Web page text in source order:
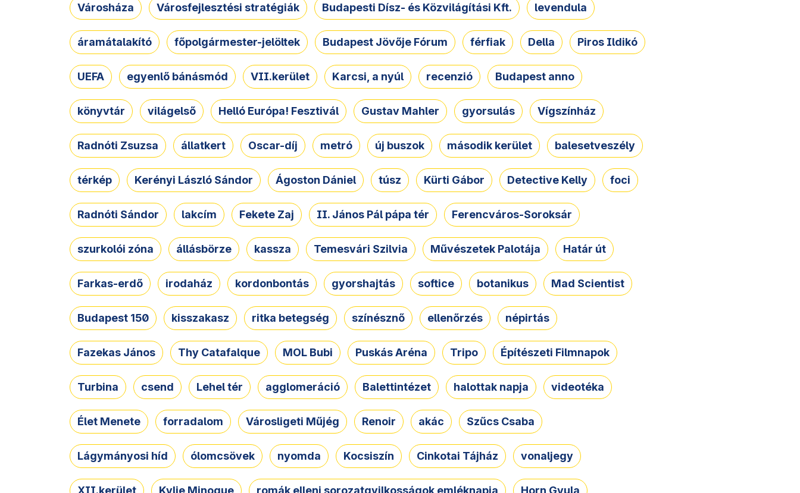
Városháza Városfejlesztési stratégiák Budapesti Dísz- és Közvilágítási Kft. levendula
áramátalakító főpolgármester-jelöltek Budapest Jövője Fórum férfiak Della Piros Ildikó
UEFA egyenlő bánásmód VII.kerület Karcsi, a nyúl recenzió Budapest anno
könyvtár világelső Helló Európa! Fesztivál Gustav Mahler gyorsulás Vígszínház
Radnóti Zsuzsa állatkert Oscar-díj metró új buszok második kerület balesetveszély
térkép Kerényi László Sándor Ágoston Dániel túsz Kürti Gábor Detective Kelly foci
Radnóti Sándor lakcím Fekete Zaj II. János Pál pápa tér Ferencváros-Soroksár
szurkolói zóna állásbörze kassza Temesvári Szilvia Művészetek Palotája Határ út
Farkas-erdő irodaház kordonbontás gyorshajtás softice botanikus Mad Scientist
Budapest 150 kisszakasz ritka betegség színésznő ellenőrzés népirtás
Fazekas János Thy Catafalque MOL Bubi Puskás Aréna Tripo Építészeti Filmnapok
Turbina csend Lehel tér agglomeráció Balettintézet halottak napja videotéka
Élet Menete forradalom Városligeti Műjég Renoir akác Szűcs Csaba
Lágymányosi híd ólomcsövek nyomda Kocsiszín Cinkotai Tájház vonaljegy
XII.kerület Kylie Minogue romák elleni sorozatgyilkosságok emléknapja Horn Gyula